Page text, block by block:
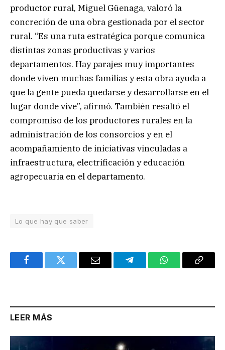
productor rural, Miguel Güenaga, valoró la
concreción de una obra gestionada por el sector
rural. “Es una ruta estratégica porque comunica
distintas zonas productivas y varios
departamentos. Hay parajes muy importantes
donde viven muchas familias y esta obra ayuda a
que la gente pueda quedarse y desarrollarse en el
lugar donde vive”, afirmó. También resaltó el
compromiso de los productores rurales en la
administración de los consorcios y en el
acompañamiento de iniciativas vinculadas a
infraestructura, electrificación y educación
agropecuaria en el departamento.
Lo que hay que saber
FacebookTwitter Email TelegramWhatsAppCopy
LEER MÁS